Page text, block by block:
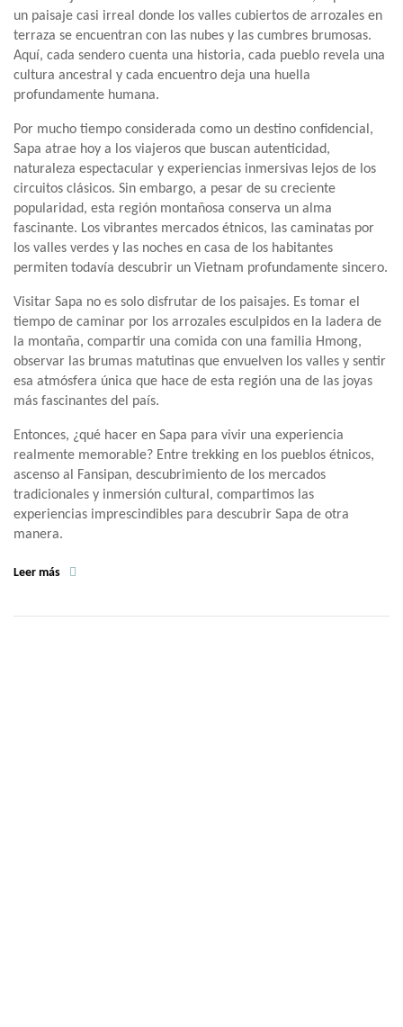
un paisaje casi irreal donde los valles cubiertos de arrozales en
terraza se encuentran con las nubes y las cumbres brumosas.
Aquí, cada sendero cuenta una historia, cada pueblo revela una
cultura ancestral y cada encuentro deja una huella
profundamente humana.
Por mucho tiempo considerada como un destino confidencial,
Sapa atrae hoy a los viajeros que buscan autenticidad,
naturaleza espectacular y experiencias inmersivas lejos de los
circuitos clásicos. Sin embargo, a pesar de su creciente
popularidad, esta región montañosa conserva un alma
fascinante. Los vibrantes mercados étnicos, las caminatas por
los valles verdes y las noches en casa de los habitantes
permiten todavía descubrir un Vietnam profundamente sincero.
Visitar Sapa no es solo disfrutar de los paisajes. Es tomar el
tiempo de caminar por los arrozales esculpidos en la ladera de
la montaña, compartir una comida con una familia Hmong,
observar las brumas matutinas que envuelven los valles y sentir
esa atmósfera única que hace de esta región una de las joyas
más fascinantes del país.
Entonces, ¿qué hacer en Sapa para vivir una experiencia
realmente memorable? Entre trekking en los pueblos étnicos,
ascenso al Fansipan, descubrimiento de los mercados
tradicionales y inmersión cultural, compartimos las
experiencias imprescindibles para descubrir Sapa de otra
manera.
Leer más